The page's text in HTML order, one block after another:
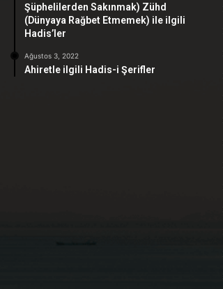
Şüphelilerden Sakınmak) Zühd
(Dünyaya Rağbet Etmemek) ile ilgili
Hadis’ler
Ağustos 3, 2022
Ahiretle ilgili Hadis-i Şerifler